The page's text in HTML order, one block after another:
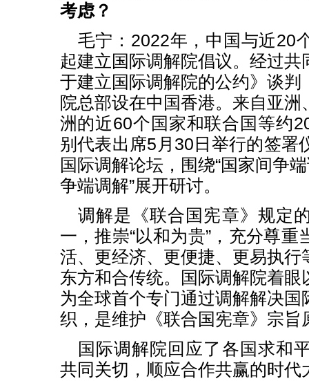
考虑？
毛宁：2022年，中国与近20
起建立国际调解院倡议。经过共
于建立国际调解院的公约》谈判
院总部设在中国香港。来自亚
洲的近60个国家和联合国等约
别代表出席5月30日举行的签署
国际调解论坛，围绕“国家间争
争端调解”展开研讨。
调解是《联合国宪章》规定
一，推崇“以和为贵”，充分尊
活、更经济、更便捷、更易执行
东方和合传统。国际调解院着眼
为全球首个专门通过调解解决
织，是维护《联合国宪章》宗旨
国际调解院回应了各国求和
共同关切，顺应合作共赢的时代